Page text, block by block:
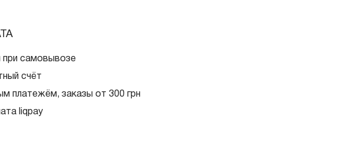
при самовывозе
счёт
платежём, заказы от 300 грн
liqpay